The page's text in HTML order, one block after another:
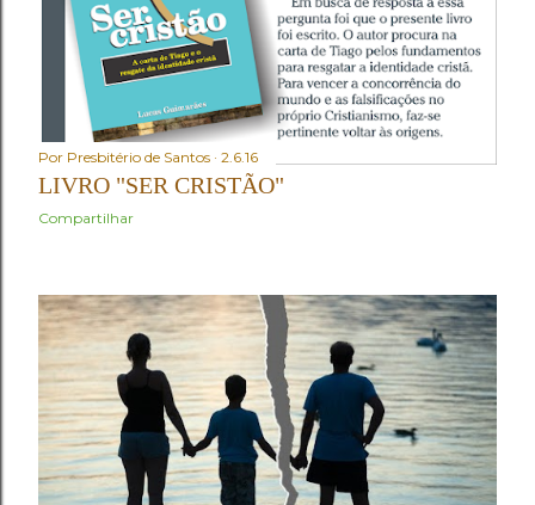
Por Presbitério de Santos 2.6.16
LIVRO "SER CRISTÃO"
Compartilhar